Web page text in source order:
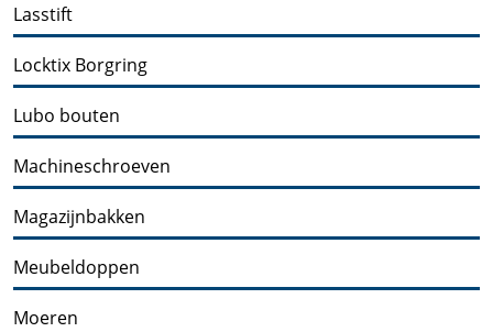
Lasstift
Locktix Borgring
Lubo bouten
Machineschroeven
Magazijnbakken
Meubeldoppen
Moeren